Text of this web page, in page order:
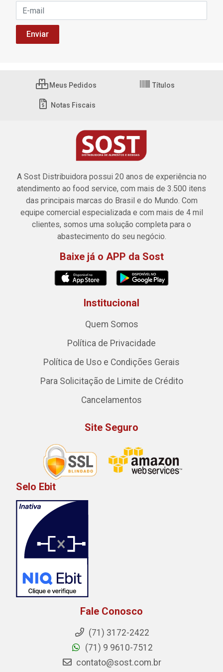
Meus Pedidos Títulos
Notas Fiscais
A Sost Distribuidora possui 20 anos de experiência no
atendimento ao food service, com mais de 3.500 itens
das principais marcas do Brasil e do Mundo. Com
equipe comercial especializada e com mais de 4 mil
clientes, somos uma solução completa para o
abastecimento do seu negócio.
Baixe já o APP da Sost
Institucional
Quem Somos
Política de Privacidade
Política de Uso e Condições Gerais
Para Solicitação de Limite de Crédito
Cancelamentos
Site Seguro
Selo Ebit
Fale Conosco
(71) 3172-2422
(71) 9 9610-7512
contato@sost.com.br